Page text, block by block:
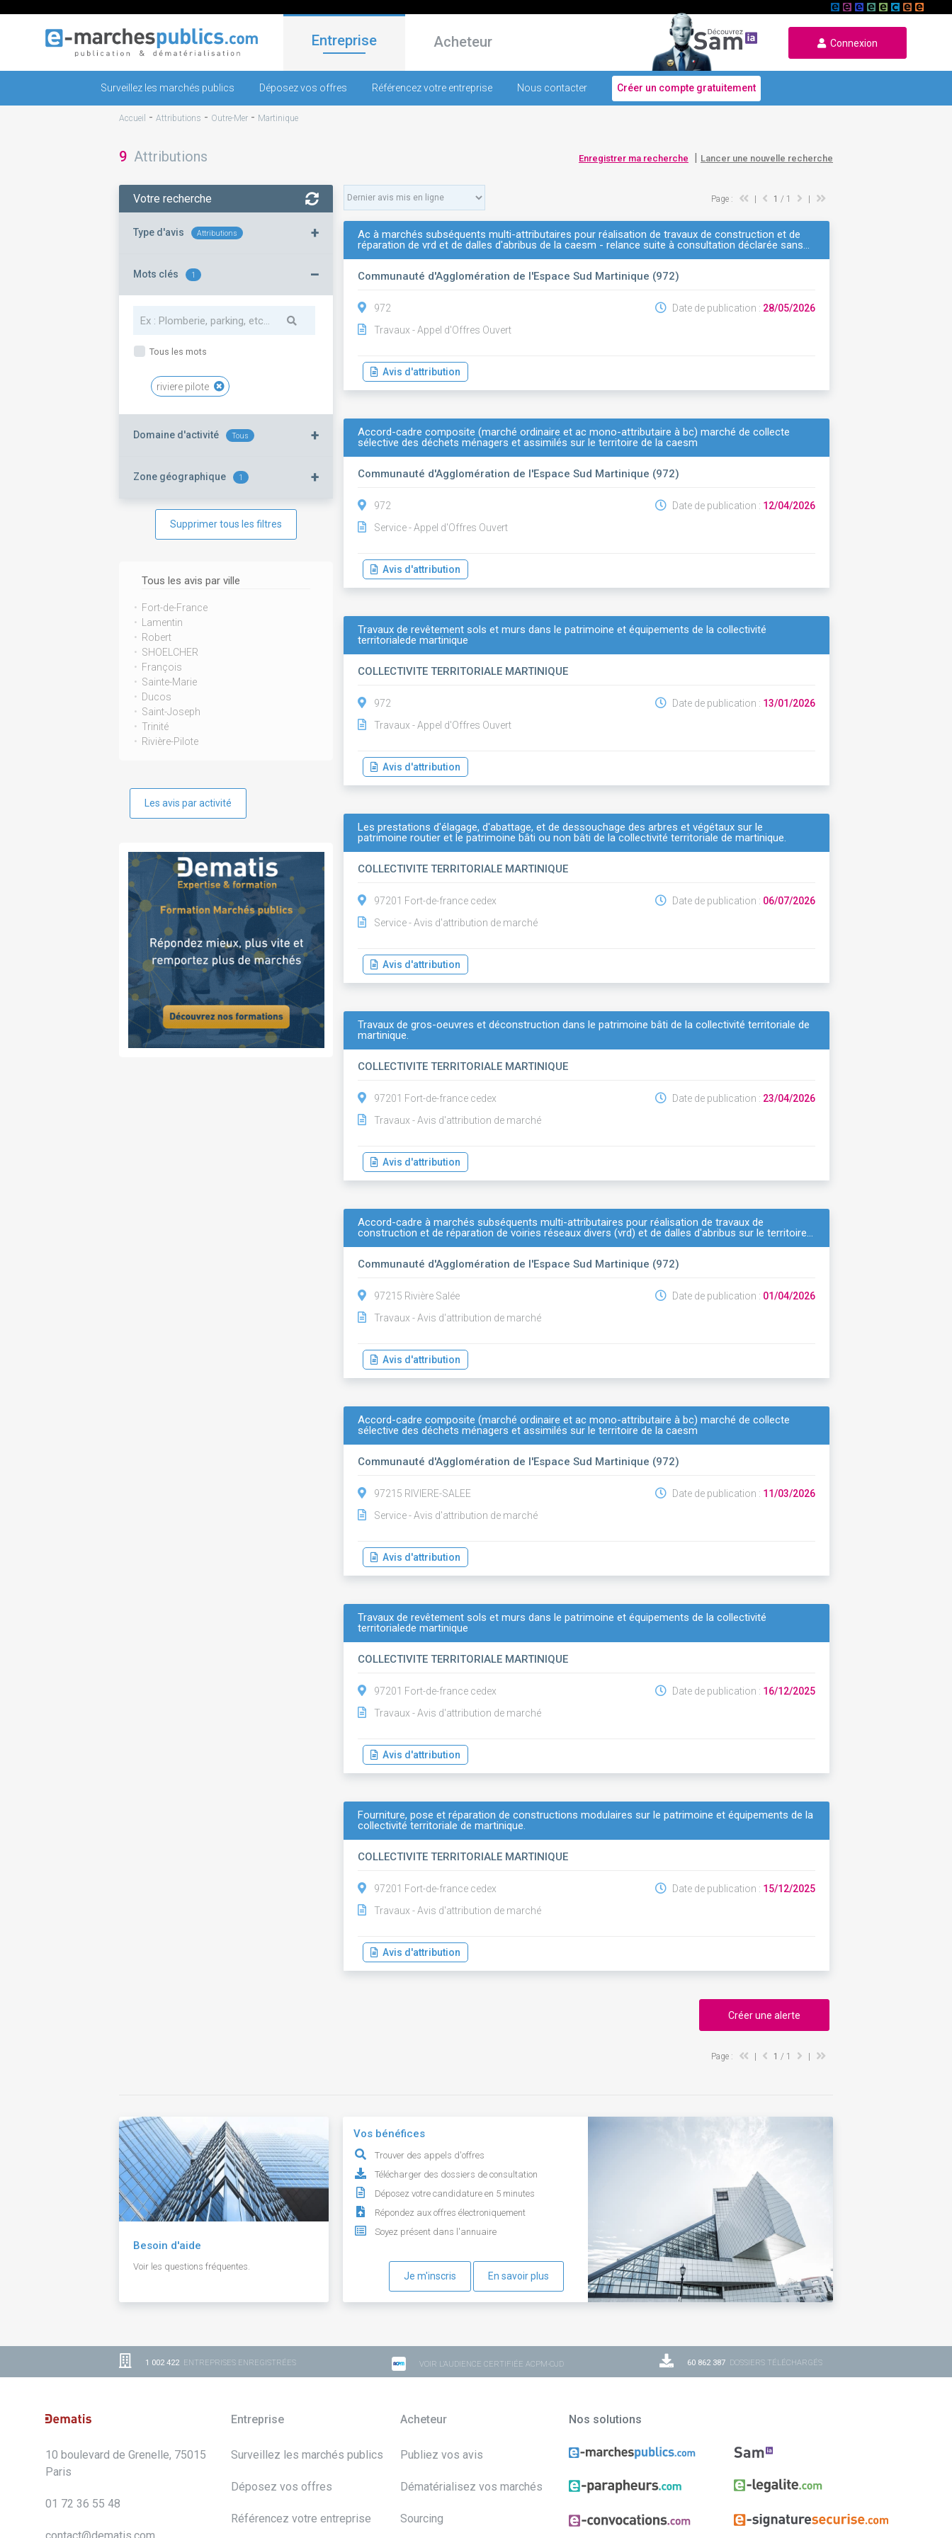
Entreprise Acheteur Connexion
Surveillez les marchés publics Déposez vos offres Référencez votre entreprise Nous contacter Créer un compte gratuitement
Accueil - Attributions - Outre-Mer - Martinique
9 Attributions Enregistrer ma recherche | Lancer une nouvelle recherche
Votre recherche
Type d'avis Attributions +
Mots clés 1 –
Tous les mots
riviere pilote
Domaine d'activité Tous +
Zone géographique 1 +
Supprimer tous les filtres
Tous les avis par ville
Fort-de-France
Lamentin
Robert
SHOELCHER
François
Sainte-Marie
Ducos
Saint-Joseph
Trinité
Rivière-Pilote
Les avis par activité
Page : 1 / 1
Ac à marchés subséquents multi-attributaires pour réalisation de travaux de construction et de
réparation de vrd et de dalles d'abribus de la caesm - relance suite à consultation déclarée sans…
Communauté d'Agglomération de l'Espace Sud Martinique (972)
972
Travaux - Appel d'Offres Ouvert
Date de publication : 28/05/2026
Avis d'attribution
Accord-cadre composite (marché ordinaire et ac mono-attributaire à bc) marché de collecte
sélective des déchets ménagers et assimilés sur le territoire de la caesm
Communauté d'Agglomération de l'Espace Sud Martinique (972)
972
Service - Appel d'Offres Ouvert
Date de publication : 12/04/2026
Avis d'attribution
Travaux de revêtement sols et murs dans le patrimoine et équipements de la collectivité
territorialede martinique
COLLECTIVITE TERRITORIALE MARTINIQUE
972
Travaux - Appel d'Offres Ouvert
Date de publication : 13/01/2026
Avis d'attribution
Les prestations d'élagage, d'abattage, et de dessouchage des arbres et végétaux sur le
patrimoine routier et le patrimoine bâti ou non bâti de la collectivité territoriale de martinique.
COLLECTIVITE TERRITORIALE MARTINIQUE
97201 Fort-de-france cedex
Service - Avis d'attribution de marché
Date de publication : 06/07/2026
Avis d'attribution
Travaux de gros-oeuvres et déconstruction dans le patrimoine bâti de la collectivité territoriale de
martinique.
COLLECTIVITE TERRITORIALE MARTINIQUE
97201 Fort-de-france cedex
Travaux - Avis d'attribution de marché
Date de publication : 23/04/2026
Avis d'attribution
Accord-cadre à marchés subséquents multi-attributaires pour réalisation de travaux de
construction et de réparation de voiries réseaux divers (vrd) et de dalles d'abribus sur le territoire…
Communauté d'Agglomération de l'Espace Sud Martinique (972)
97215 Rivière Salée
Travaux - Avis d'attribution de marché
Date de publication : 01/04/2026
Avis d'attribution
Accord-cadre composite (marché ordinaire et ac mono-attributaire à bc) marché de collecte
sélective des déchets ménagers et assimilés sur le territoire de la caesm
Communauté d'Agglomération de l'Espace Sud Martinique (972)
97215 RIVIERE-SALEE
Service - Avis d'attribution de marché
Date de publication : 11/03/2026
Avis d'attribution
Travaux de revêtement sols et murs dans le patrimoine et équipements de la collectivité
territorialede martinique
COLLECTIVITE TERRITORIALE MARTINIQUE
97201 Fort-de-france cedex
Travaux - Avis d'attribution de marché
Date de publication : 16/12/2025
Avis d'attribution
Fourniture, pose et réparation de constructions modulaires sur le patrimoine et équipements de la
collectivité territoriale de martinique.
COLLECTIVITE TERRITORIALE MARTINIQUE
97201 Fort-de-france cedex
Travaux - Avis d'attribution de marché
Date de publication : 15/12/2025
Avis d'attribution
Créer une alerte
Page : 1 / 1
Besoin d'aide
Voir les questions fréquentes.
Vos bénéfices
Trouver des appels d'offres
Télécharger des dossiers de consultation
Déposez votre candidature en 5 minutes
Répondez aux offres électroniquement
Soyez présent dans l'annuaire
Je m'inscris En savoir plus
1 002 422ENTREPRISES ENREGISTRÉES VOIR L'AUDIENCE CERTIFIÉE ACPM-OJD 60 862 387 DOSSIERS TÉLÉCHARGÉS
10 boulevard de Grenelle, 75015
Paris
01 72 36 55 48
Entreprise
Surveillez les marchés publics
Déposez vos offres
Référencez votre entreprise
Acheteur
Publiez vos avis
Dématérialisez vos marchés
Sourcing
Nos solutions